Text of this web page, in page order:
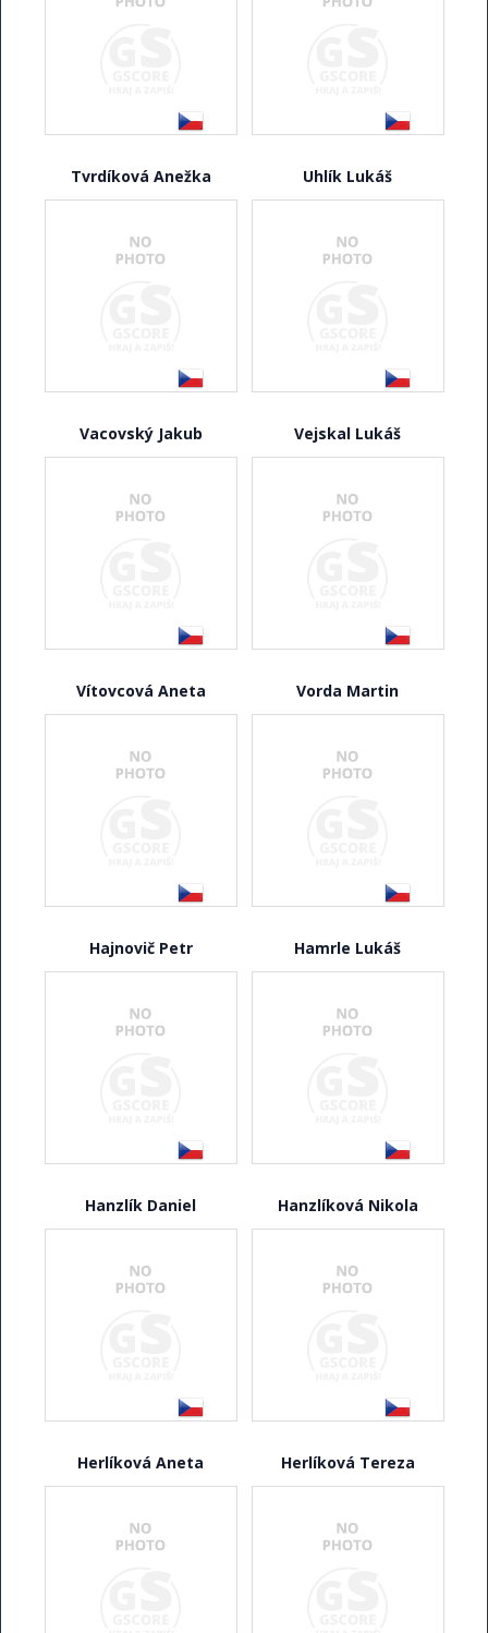
Tvrdíková Anežka Uhlík Lukáš
Vacovský Jakub Vejskal Lukáš
Vítovcová Aneta Vorda Martin
Hajnovič Petr Hamrle Lukáš
Hanzlík Daniel Hanzlíková Nikola
Herlíková Aneta Herlíková Tereza